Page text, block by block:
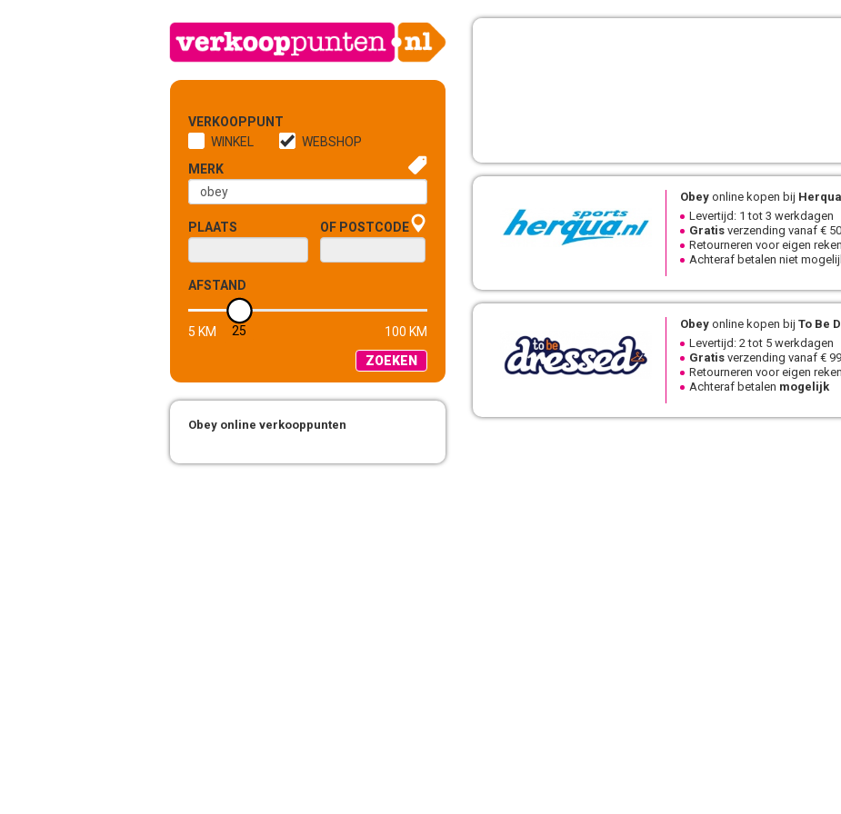
VERKOOPPUNT
WINKEL
WEBSHOP
MERK
PLAATS OF POSTCODE
AFSTAND
5 KM 25
100 KM
ZOEKEN
Obey online verkooppunten
Obey online kopen bij
Levertijd: 1 tot 3 werkdagen
Gratis verzending vanaf €
Retourneren voor eigen
Achteraf betalen niet
Obey online kopen bij To Be
Levertijd: 2 tot 5 werkdagen
Gratisverzending vanaf €
Retourneren voor eigen
Achteraf betalen mogelijk